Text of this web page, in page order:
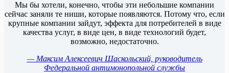
Мы бы хотели, конечно, чтобы эти небольшие компании
сейчас заняли те ниши, которые появляются. Потому что, если
крупные компании зайдут, эффекта для потребителей в виде
качества услуг, в виде цен, в виде технологий будет,
возможно, недостаточно.
— Максим Алексеевич Шаскольский, руководитель
Федеральной антимонопольной службы